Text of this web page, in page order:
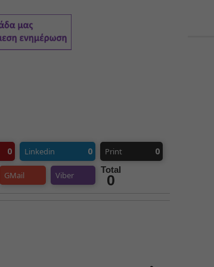
0 Linkedin 0 Print 0
GMail Viber
Total
0